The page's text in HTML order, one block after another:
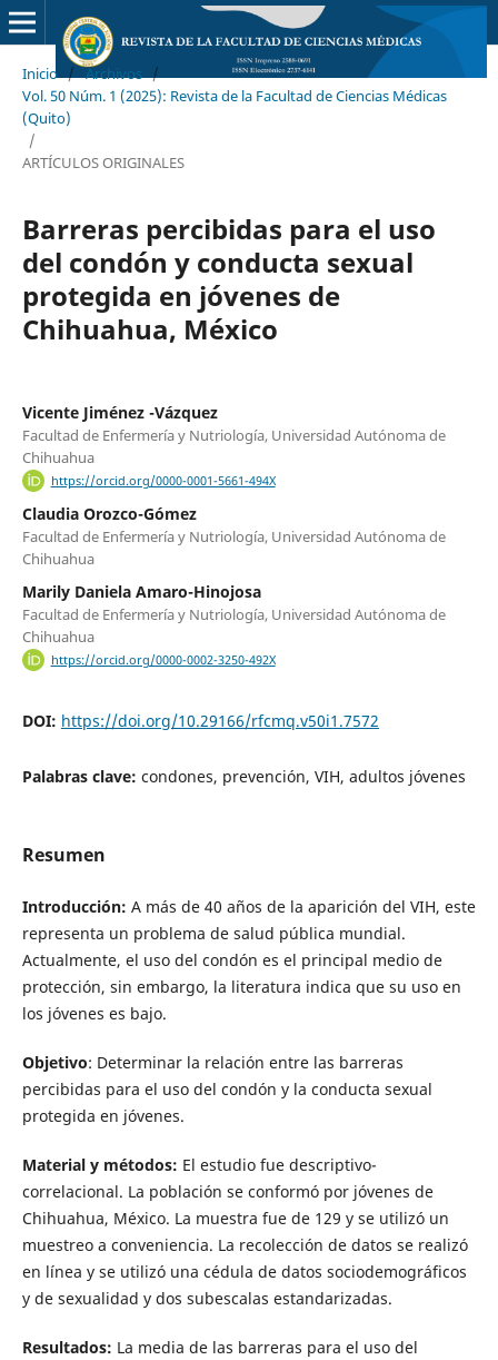
Inicio / Archivos /
Vol. 50 Núm. 1 (2025): Revista de la Facultad de Ciencias Médicas
(Quito)
/
ARTÍCULOS ORIGINALES
Barreras percibidas para el uso
del condón y conducta sexual
protegida en jóvenes de
Chihuahua, México
Vicente Jiménez -Vázquez
Facultad de Enfermería y Nutriología, Universidad Autónoma de
Chihuahua
https://orcid.org/0000-0001-5661-494X
Claudia Orozco-Gómez
Facultad de Enfermería y Nutriología, Universidad Autónoma de
Chihuahua
Marily Daniela Amaro-Hinojosa
Facultad de Enfermería y Nutriología, Universidad Autónoma de
Chihuahua
https://orcid.org/0000-0002-3250-492X
DOI: https://doi.org/10.29166/rfcmq.v50i1.7572
Palabras clave: condones, prevención, VIH, adultos jóvenes
Resumen
Introducción: A más de 40 años de la aparición del VIH, este
representa un problema de salud pública mundial.
Actualmente, el uso del condón es el principal medio de
protección, sin embargo, la literatura indica que su uso en
los jóvenes es bajo.
Objetivo: Determinar la relación entre las barreras
percibidas para el uso del condón y la conducta sexual
protegida en jóvenes.
Material y métodos: El estudio fue descriptivo-
correlacional. La población se conformó por jóvenes de
Chihuahua, México. La muestra fue de 129 y se utilizó un
muestreo a conveniencia. La recolección de datos se realizó
en línea y se utilizó una cédula de datos sociodemográficos
y de sexualidad y dos subescalas estandarizadas.
Resultados: La media de las barreras para el uso del